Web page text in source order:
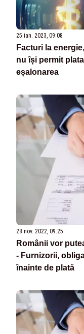
25 ian. 2023, 09:08
Facturi la
nu își permit
eșalonarea
28 nov. 2022, 09:25
Românii vor
- Furnizorii,
înainte de plată